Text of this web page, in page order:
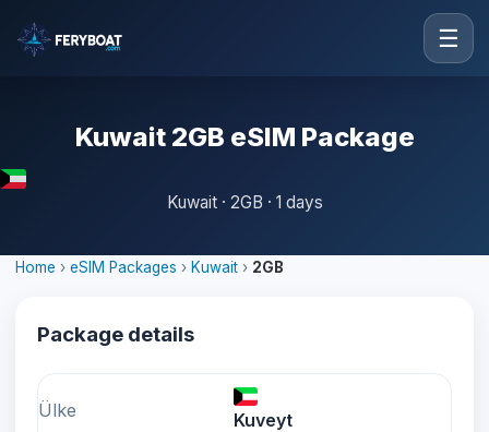
☰
Kuwait 2GB eSIM Package
Kuwait · 2GB · 1 days
Home › eSIM Packages › Kuwait › 2GB
Package details
Ülke Kuveyt